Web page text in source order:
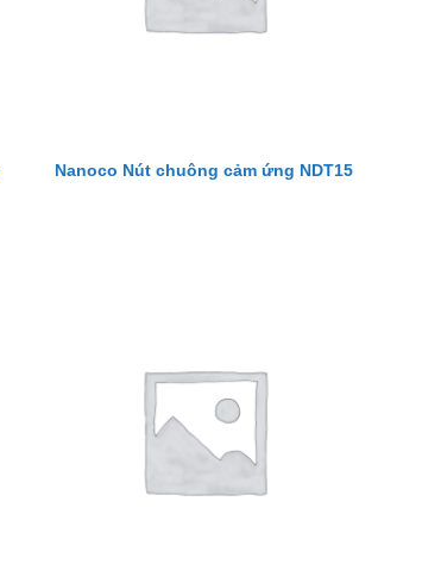
Nanoco Nút chuông cảm ứng NDT15